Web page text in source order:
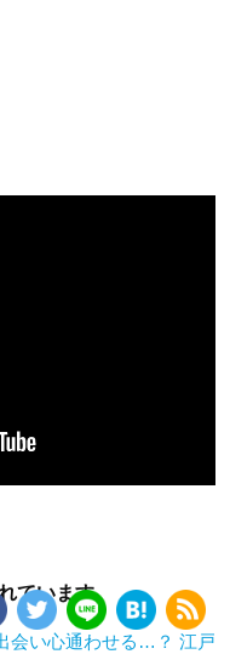
ています
会い心通わせる…？ 江戸